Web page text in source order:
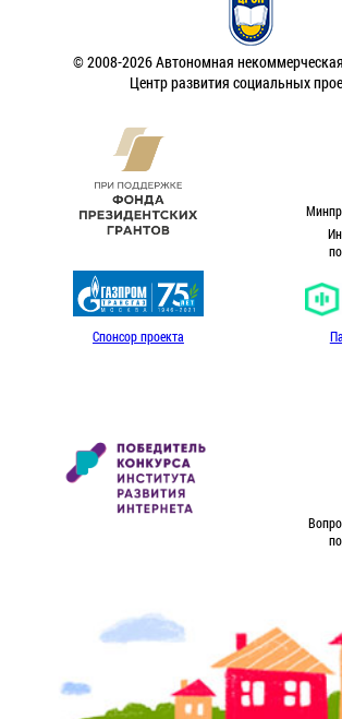
© 2008-2026 Автономная
Центр развития социальных
Спонсор проекта